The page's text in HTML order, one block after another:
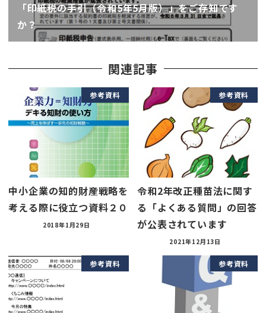
「印紙税の手引（令和5年5月版）」をご存知です
か？
関連記事
参考資料
中小企業の知的財産戦略を
考える際に役立つ資料２０
2018年1月29日
参考資料
令和2年改正種苗法に関す
る「よくある質問」の回答
が公表されています
2021年12月13日
参考資料 参考資料